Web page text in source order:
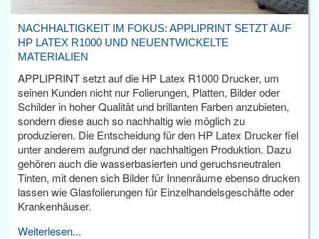
NACHHALTIGKEIT IM FOKUS: APPLIPRINT SETZT AUF
HP LATEX R1000 UND NEUENTWICKELTE
MATERIALIEN
APPLIPRINT setzt auf die HP Latex R1000 Drucker, um
seinen Kunden nicht nur Folierungen, Platten, Bilder oder
Schilder in hoher Qualität und brillanten Farben anzubieten,
sondern diese auch so nachhaltig wie möglich zu
produzieren. Die Entscheidung für den HP Latex Drucker fiel
unter anderem aufgrund der nachhaltigen Produktion. Dazu
gehören auch die wasserbasierten und geruchsneutralen
Tinten, mit denen sich Bilder für Innenräume ebenso drucken
lassen wie Glasfolierungen für Einzelhandelsgeschäfte oder
Krankenhäuser.
Weiterlesen...